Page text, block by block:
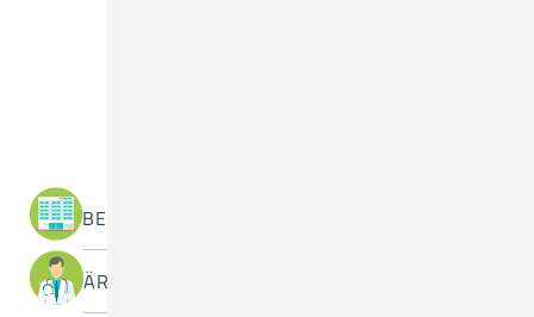
BEREICHE / ABTEILUNGEN
ÄRZTINNEN / ÄRZTE